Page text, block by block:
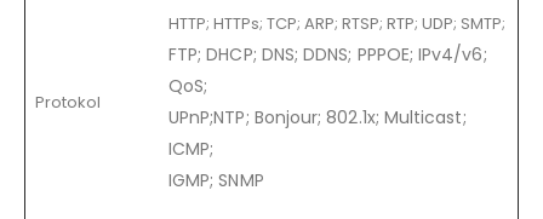
Protokol
HTTP; HTTPs; TCP; ARP; RTSP; RTP; UDP; SMTP;
FTP; DHCP; DNS; DDNS; PPPOE; IPv4/v6;
QoS;
UPnP;NTP; Bonjour; 802.1x; Multicast;
ICMP;
IGMP; SNMP